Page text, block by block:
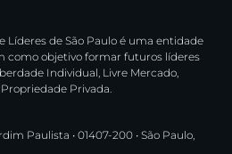
Líderes de São Paulo é uma entidade
como objetivo formar futuros líderes
Individual, Livre Mercado,
Privada.
Paulista • 01407-200 • São Paulo,